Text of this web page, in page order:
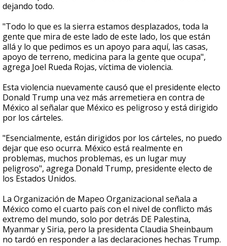
dejando todo.
"Todo lo que es la sierra estamos desplazados, toda la
gente que mira de este lado de este lado, los que están
allá y lo que pedimos es un apoyo para aquí, las casas,
apoyo de terreno, medicina para la gente que ocupa",
agrega Joel Rueda Rojas, víctima de violencia.
Esta violencia nuevamente causó que el presidente electo
Donald Trump una vez más arremetiera en contra de
México al señalar que México es peligroso y está dirigido
por los cárteles.
"Esencialmente, están dirigidos por los cárteles, no puedo
dejar que eso ocurra. México está realmente en
problemas, muchos problemas, es un lugar muy
peligroso", agrega Donald Trump, presidente electo de
los Estados Unidos.
La Organización de Mapeo Organizacional señala a
México como el cuarto país con el nivel de conflicto más
extremo del mundo, solo por detrás DE Palestina,
Myanmar y Siria, pero la presidenta Claudia Sheinbaum
no tardó en responder a las declaraciones hechas Trump.